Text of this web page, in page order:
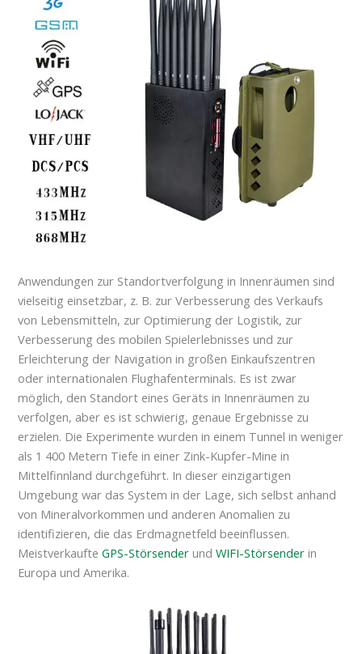
Anwendungen zur Standortverfolgung in Innenräumen sind
vielseitig einsetzbar, z. B. zur Verbesserung des Verkaufs
von Lebensmitteln, zur Optimierung der Logistik, zur
Verbesserung des mobilen Spielerlebnisses und zur
Erleichterung der Navigation in großen Einkaufszentren
oder internationalen Flughafenterminals. Es ist zwar
möglich, den Standort eines Geräts in Innenräumen zu
verfolgen, aber es ist schwierig, genaue Ergebnisse zu
erzielen. Die Experimente wurden in einem Tunnel in weniger
als 1 400 Metern Tiefe in einer Zink-Kupfer-Mine in
Mittelfinnland durchgeführt. In dieser einzigartigen
Umgebung war das System in der Lage, sich selbst anhand
von Mineralvorkommen und anderen Anomalien zu
identifizieren, die das Erdmagnetfeld beeinflussen.
MeistverkaufteGPS-Störsender undWIFI-Störsender in
Europa und Amerika.